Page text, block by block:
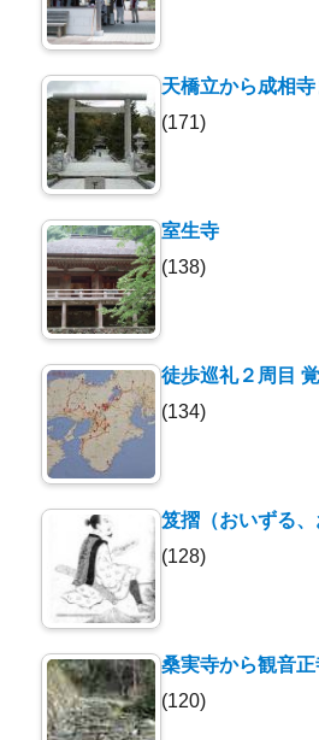
天橋立から成相寺
(171)
室生寺
(138)
徒歩巡礼２周目
(134)
笈摺（おいずる、
(128)
桑実寺から観音
(120)